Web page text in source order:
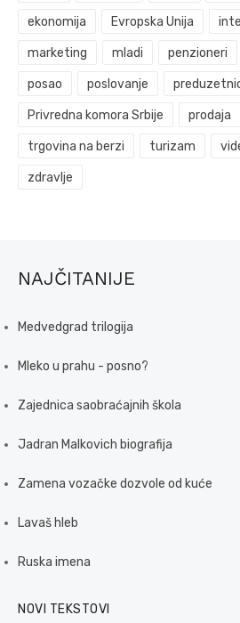
ekonomija Evropska Unija
marketing mladi penzioneri
posao poslovanje
Privredna komora Srbije prodaja
trgovina na berzi turizam
zdravlje
NAJČITANIJE
Medvedgrad trilogija
Mleko u prahu - posno?
Zajednica saobraćajnih škola
Jadran Malkovich biografija
Zamena vozačke dozvole od kuće
Lavaš hleb
Ruska imena
NOVI TEKSTOVI